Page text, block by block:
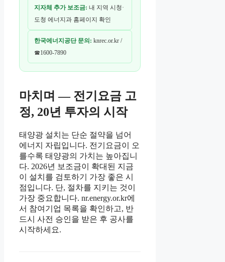
지자체 추가 보조금: 내 지역 시청·
도청 에너지과 홈페이지 확인
한국에너지공단 문의: knrec.or.kr /
☎1600-7890
마치며 — 전기요금 고
정, 20년 투자의 시작
태양광 설치는 단순 절약을 넘어
에너지 자립입니다. 전기요금이 오
를수록 태양광의 가치는 높아집니
다. 2026년 보조금이 확대된 지금
이 설치를 검토하기 가장 좋은 시
점입니다. 단, 절차를 지키는 것이
가장 중요합니다. nr.energy.or.kr에
서 참여기업 목록을 확인하고, 반
드시 사전 승인을 받은 후 공사를
시작하세요.